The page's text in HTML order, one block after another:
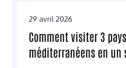
29 avril 2026
Comment visiter 3 pays
méditerranéens en un